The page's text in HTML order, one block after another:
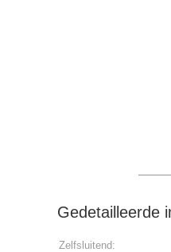
Gedetailleerde
Zelfsluitend: